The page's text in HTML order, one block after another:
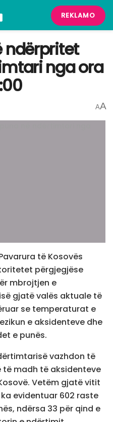
REKLAMO
ndërpritet
nga ora
AA
të Kosovës
përgjegjëse
mbrojtjen e
gjatë valës aktuale të
se temperaturat e
e aksidenteve dhe
e punës.
vazhdon të
të madh të aksidenteve
Vetëm gjatë vitit
evidentuar 602 raste
ndërsa 33 për qind e